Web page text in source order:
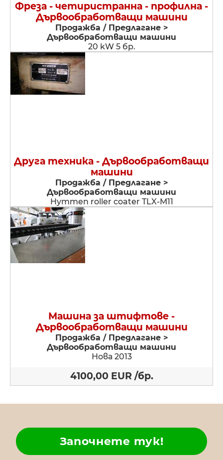
Фреза - четиристранна - профилна -
Дървообработващи машини
Продажба / Предлагане >
Дървообработващи машини
20 kW 5 бр.
Друга техника - Дървообработващи
машини
Продажба / Предлагане >
Дървообработващи машини
Hymmen roller coater TLX-M11
Машина за штифтове -
Дървообработващи машини
Продажба / Предлагане >
Дървообработващи машини
Нова 2013
4100,00 EUR /бр.
Започнете тук!